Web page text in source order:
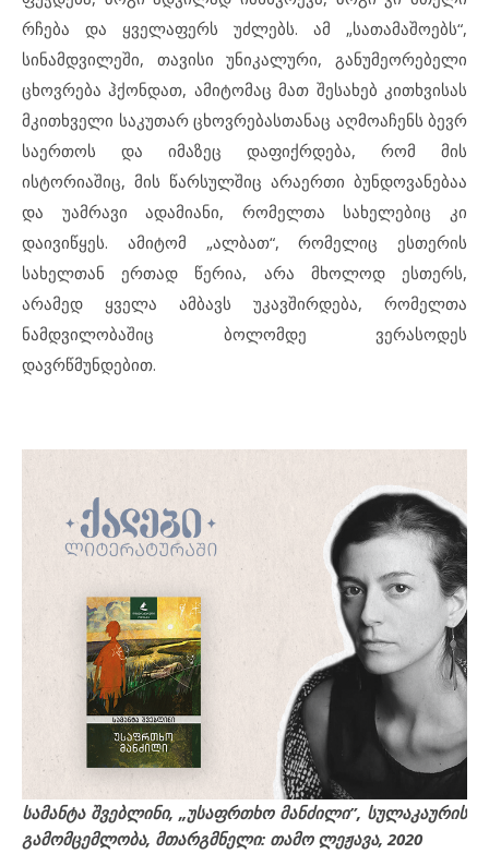
რჩება და ყველაფერს უძლებს. ამ „სათამაშოებს“,
სინამდვილეში, თავისი უნიკალური, განუმეორებელი
ცხოვრება ჰქონდათ, ამიტომაც მათ შესახებ კითხვისას
მკითხველი საკუთარ ცხოვრებასთანაც აღმოაჩენს ბევრ
საერთოს და იმაზეც დაფიქრდება, რომ მის
ისტორიაშიც, მის წარსულშიც არაერთი ბუნდოვანებაა
და უამრავი ადამიანი, რომელთა სახელებიც კი
დაივიწყეს. ამიტომ „ალბათ“, რომელიც ესთერის
სახელთან ერთად წერია, არა მხოლოდ ესთერს,
არამედ ყველა ამბავს უკავშირდება, რომელთა
ნამდვილობაშიც ბოლომდე ვერასოდეს
დავრწმუნდებით.
სამანტა შვებლინი, „უსაფრთხო მანძილი”, სულაკაურის
გამომცემლობა, მთარგმნელი: თამო ლეჟავა, 2020